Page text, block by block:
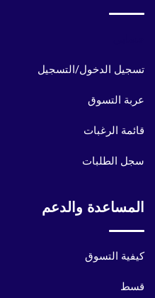
تسجيل الدخول/التسجيل
عربة التسوق
قائمة الرغبات
سجل الطلبات
المساعدة والدعم
كيفية التسوق
قسط